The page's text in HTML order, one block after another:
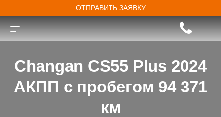
ОТПРАВИТЬ ЗАЯВКУ
Changan CS55 Plus 2024
АКПП с пробегом 94 371
км